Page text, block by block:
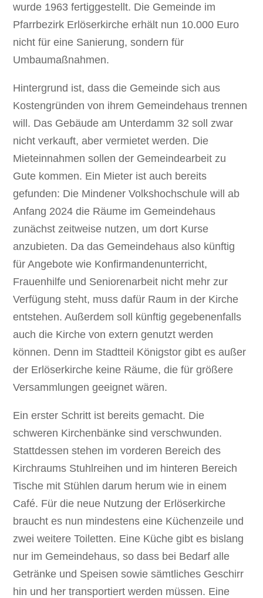
wurde 1963 fertiggestellt. Die Gemeinde im
Pfarrbezirk Erlöserkirche erhält nun 10.000 Euro
nicht für eine Sanierung, sondern für
Umbaumaßnahmen.
Hintergrund ist, dass die Gemeinde sich aus
Kostengründen von ihrem Gemeindehaus trennen
will. Das Gebäude am Unterdamm 32 soll zwar
nicht verkauft, aber vermietet werden. Die
Mieteinnahmen sollen der Gemeindearbeit zu
Gute kommen. Ein Mieter ist auch bereits
gefunden: Die Mindener Volkshochschule will ab
Anfang 2024 die Räume im Gemeindehaus
zunächst zeitweise nutzen, um dort Kurse
anzubieten. Da das Gemeindehaus also künftig
für Angebote wie Konfirmandenunterricht,
Frauenhilfe und Seniorenarbeit nicht mehr zur
Verfügung steht, muss dafür Raum in der Kirche
entstehen. Außerdem soll künftig gegebenenfalls
auch die Kirche von extern genutzt werden
können. Denn im Stadtteil Königstor gibt es außer
der Erlöserkirche keine Räume, die für größere
Versammlungen geeignet wären.
Ein erster Schritt ist bereits gemacht. Die
schweren Kirchenbänke sind verschwunden.
Stattdessen stehen im vorderen Bereich des
Kirchraums Stuhlreihen und im hinteren Bereich
Tische mit Stühlen darum herum wie in einem
Café. Für die neue Nutzung der Erlöserkirche
braucht es nun mindestens eine Küchenzeile und
zwei weitere Toiletten. Eine Küche gibt es bislang
nur im Gemeindehaus, so dass bei Bedarf alle
Getränke und Speisen sowie sämtliches Geschirr
hin und her transportiert werden müssen. Eine